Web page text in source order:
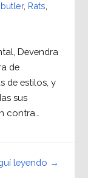
, Rats
Devendra
de
de estilos, y
sus
contra…
leyendo →